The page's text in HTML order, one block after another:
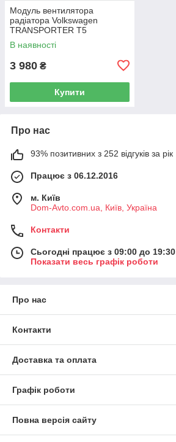
Модуль вентилятора
радіатора Volkswagen
TRANSPORTER T5
Фургон 03-15 7H0919506D
В наявності
3 980 ₴
Купити
Про нас
93% позитивних з 252 відгуків за рік
Працює з 06.12.2016
м. Київ
Dom-Avto.com.ua, Київ, Україна
Контакти
Сьогодні працює з 09:00 до 19:30
Показати весь графік роботи
Про нас
Контакти
Доставка та оплата
Графік роботи
Повна версія сайту